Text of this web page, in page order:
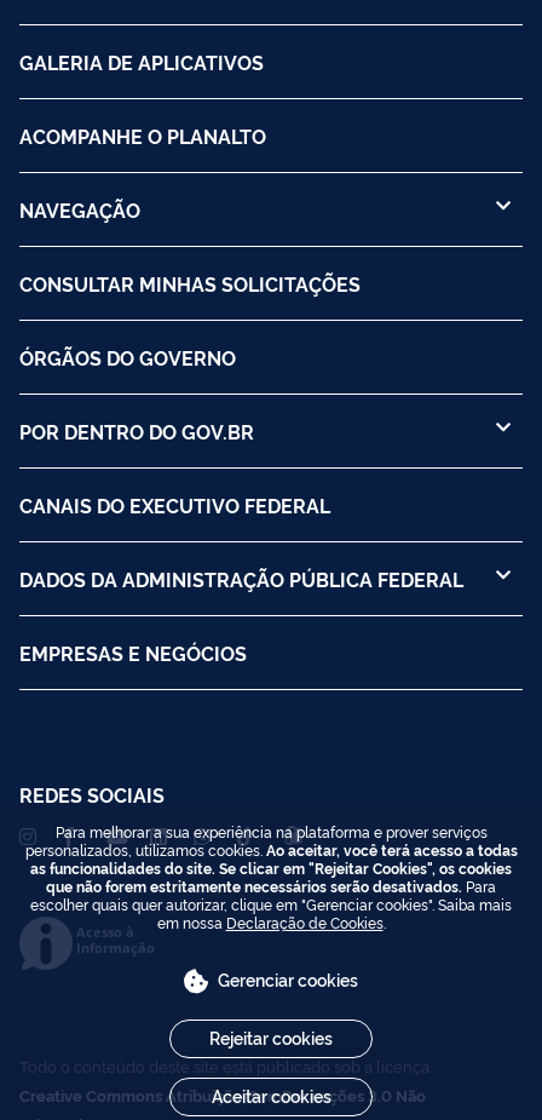
GALERIA DE APLICATIVOS
ACOMPANHE O PLANALTO
NAVEGAÇÃO
CONSULTAR MINHAS SOLICITAÇÕES
ÓRGÃOS DO GOVERNO
POR DENTRO DO GOV.BR
CANAIS DO EXECUTIVO FEDERAL
DADOS DA ADMINISTRAÇÃO PÚBLICA FEDERAL
EMPRESAS E NEGÓCIOS
REDES SOCIAIS
Acesso à
Informação
Todo o conteúdo deste site está publicado sob a licença
Creative Commons Atribuição-SemDerivações 3.0 Não
Para melhorar a sua experiência na plataforma e prover serviços
personalizados, utilizamos cookies. Ao aceitar, você terá acesso a todas
as funcionalidades do site. Se clicar em "Rejeitar Cookies", os cookies
que não forem estritamente necessários serão desativados. Para
escolher quais quer autorizar, clique em "Gerenciar cookies". Saiba mais
em nossa Declaração de Cookies.
Gerenciar cookies
Rejeitar cookies
Aceitar cookies